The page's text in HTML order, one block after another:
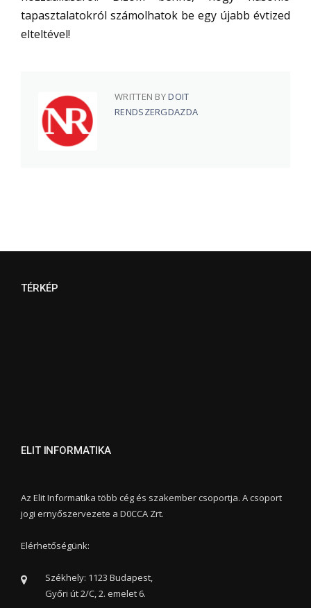
tapasztalatokról számolhatok be egy újabb évtized
elteltével!
WRITTEN BYDOIT
RENDSZERGDAZDA
TÉRKÉP
ELIT INFORMATIKA
Az Elit Informatika több cég és szakember csoportja. A csoport
jogi ernyőszervezete a D0CCA Zrt.
Elérhetőségünk:
Székhely: 1123 Budapest,
Győri út 2/C, 2. emelet 6.